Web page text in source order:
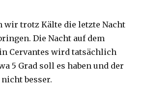
wir trotz Kälte die letzte Nacht
Die Nacht auf dem
Cervantes wird tatsächlich
5 Grad soll es haben und der
besser.